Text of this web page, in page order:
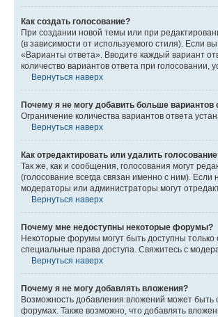
Как создать голосование?
При создании новой темы или при
(в зависимости от используемого стиля). Если
«Варианты ответа». Вводите каждый вариант
количество вариантов ответа при голосовании,
Вернуться наверх
Почему я не могу добавить больше вариантов
Ограничение количества вариантов ответа
Вернуться наверх
Как отредактировать или удалить
Так же, как и сообщения, голосования могут
(голосование всегда связан именно с ним).
модераторы или администраторы могут
Вернуться наверх
Почему мне недоступны некоторые форумы?
Некоторые форумы могут быть доступны
специальные права доступа. Свяжитесь с
Вернуться наверх
Почему я не могу добавлять вложения?
Возможность добавления вложений может
форумах. Также возможно, что добавлять